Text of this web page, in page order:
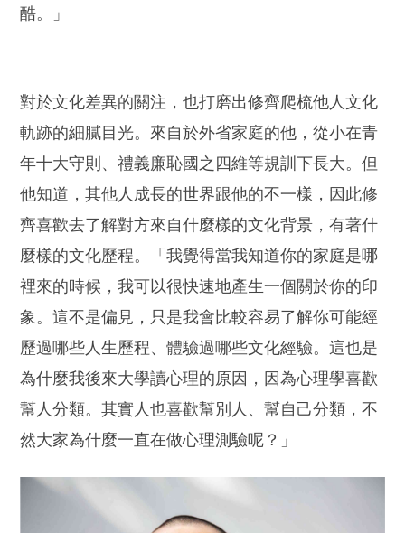
酷。」
對於文化差異的關注，也打磨出修齊爬梳他人文化
軌跡的細膩目光。來自於外省家庭的他，從小在青
年十大守則、禮義廉恥國之四維等規訓下長大。但
他知道，其他人成長的世界跟他的不一樣，因此修
齊喜歡去了解對方來自什麼樣的文化背景，有著什
麼樣的文化歷程。「我覺得當我知道你的家庭是哪
裡來的時候，我可以很快速地產生一個關於你的印
象。這不是偏見，只是我會比較容易了解你可能經
歷過哪些人生歷程、體驗過哪些文化經驗。這也是
為什麼我後來大學讀心理的原因，因為心理學喜歡
幫人分類。其實人也喜歡幫別人、幫自己分類，不
然大家為什麼一直在做心理測驗呢？」